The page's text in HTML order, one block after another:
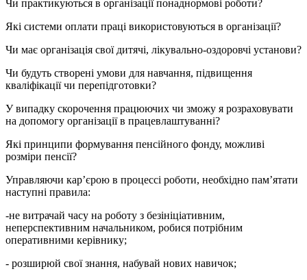
Чи практикуються в організації понаднормові роботи?
Які системи оплати праці використовуються в організації?
Чи має організація свої дитячі, лікувально-оздоровчі установи?
Чи будуть створені умови для навчання, підвищення
кваліфікації чи перепідготовки?
У випадку скорочення працюючих чи зможу я розраховувати
на допомогу організації в працевлаштуванні?
Які принципи формування пенсійного фонду, можливі
розміри пенсії?
Управляючи кар’єрою в процессі роботи, необхідно пам’ятати
наступні правила:
-не витрачай часу на роботу з безініціативним,
неперспективним начальником, робися потрібним
оперативними керівнику;
- розширюй свої знання, набувай нових навичок;